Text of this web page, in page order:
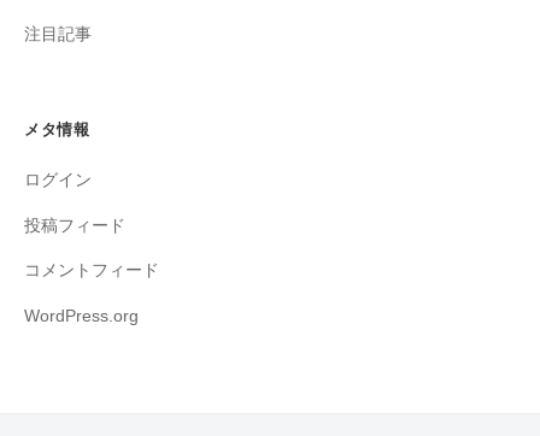
注目記事
メタ情報
ログイン
投稿フィード
コメントフィード
WordPress.org